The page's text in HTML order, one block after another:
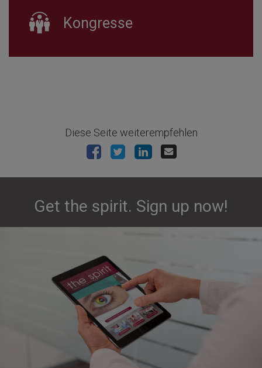
Kongresse
Diese Seite weiterempfehlen
Get the spirit. Sign up now!